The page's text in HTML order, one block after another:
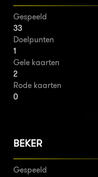
Gespeeld
33
Doelpunten
1
Gele kaarten
2
Rode kaarten
0
BEKER
Gespeeld